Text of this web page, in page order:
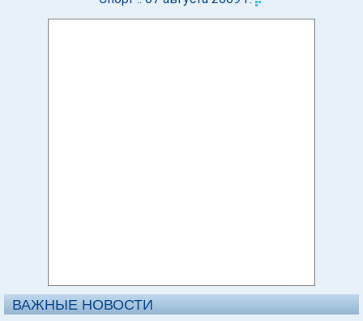
ВАЖНЫЕ НОВОСТИ